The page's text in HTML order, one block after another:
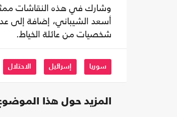
وشارك في هذه النقاشات
أسعد الشيباني، إضافة إلى
شخصيات من عائلة الخياط.
سوريا إسرائيل الاحتلال
المزيد حول هذا